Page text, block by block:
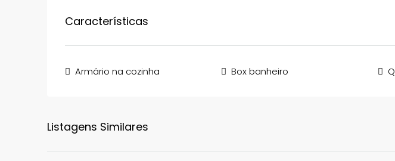
Características
Armário na cozinha Box banheiro
Listagens Similares